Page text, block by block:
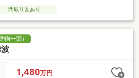
間取り図あり
物一部）
1,480万円